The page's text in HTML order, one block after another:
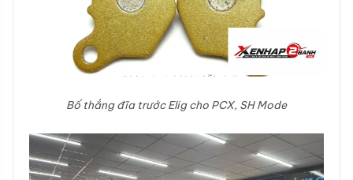
Bố thắng đĩa trước Elig cho PCX, SH Mode